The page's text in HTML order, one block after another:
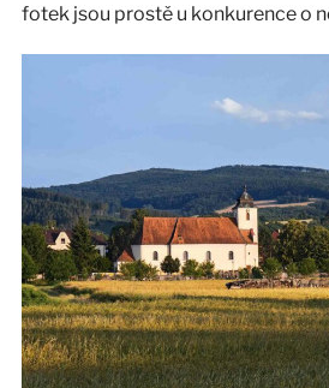
fotek jsou prostě u konkurence o